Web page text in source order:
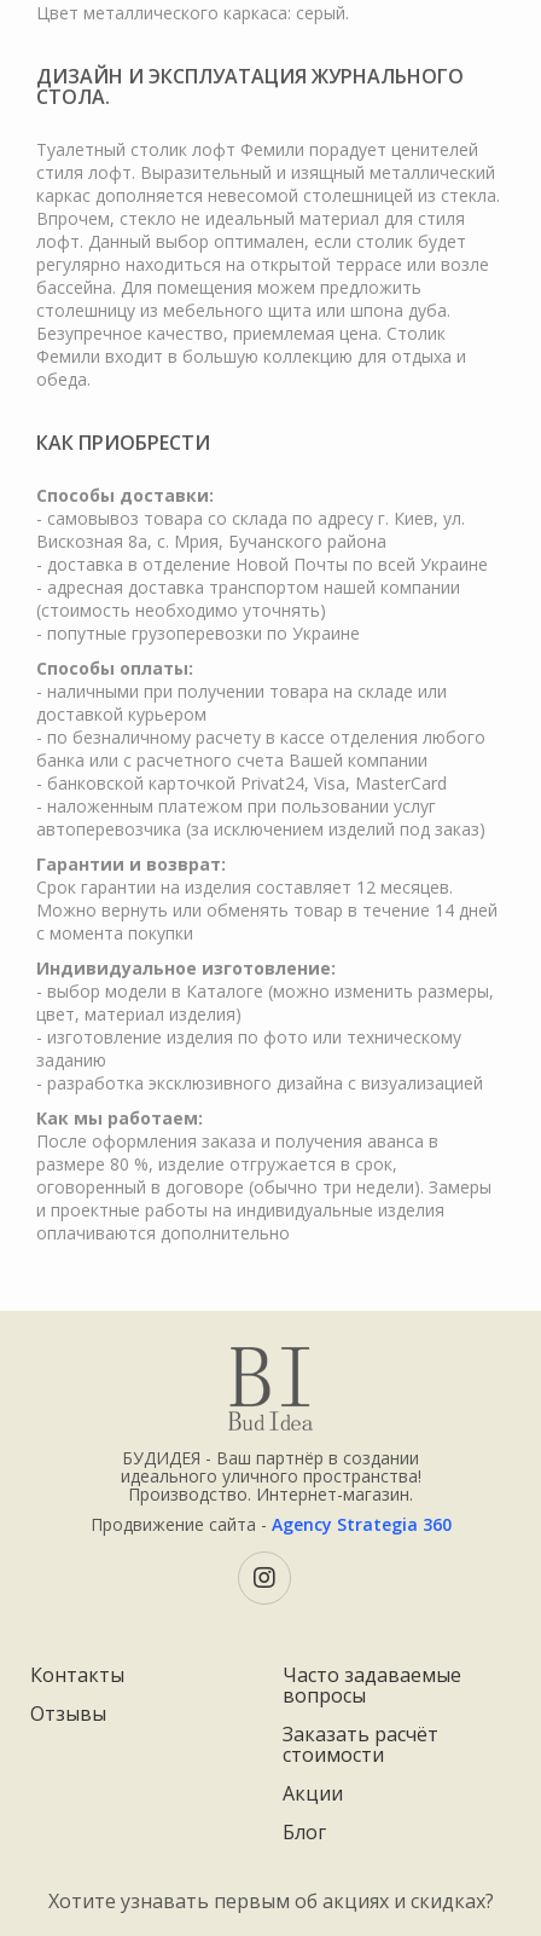
Цвет металлического каркаса: серый.
ДИЗАЙН И ЭКСПЛУАТАЦИЯ ЖУРНАЛЬНОГО
СТОЛА.
Туалетный столик лофт Фемили порадует ценителей
стиля лофт. Выразительный и изящный металлический
каркас дополняется невесомой столешницей из стекла.
Впрочем, стекло не идеальный материал для стиля
лофт. Данный выбор оптимален, если столик будет
регулярно находиться на открытой террасе или возле
бассейна. Для помещения можем предложить
столешницу из мебельного щита или шпона дуба.
Безупречное качество, приемлемая цена. Столик
Фемили входит в большую коллекцию для отдыха и
обеда.
КАК ПРИОБРЕСТИ
Cпособы доставки:
- самовывоз товара со склада по адресу г. Киев, ул.
Вискозная 8а, с. Мрия, Бучанского района
- доставка в отделение Новой Почты по всей Украине
- адресная доставка транспортом нашей компании
(стоимость необходимо уточнять)
- попутные грузоперевозки по Украине
Способы оплаты:
- наличными при получении товара на складе или
доставкой курьером
- по безналичному расчету в кассе отделения любого
банка или с расчетного счета Вашей компании
- банковской карточкой Privat24, Visa, MasterCard
- наложенным платежом при пользовании услуг
автоперевозчика (за исключением изделий под заказ)
Гарантии и возврат:
Срок гарантии на изделия составляет 12 месяцев.
Можно вернуть или обменять товар в течение 14 дней
с момента покупки
Индивидуальное изготовление:
- выбор модели в Каталоге (можно изменить размеры,
цвет, материал изделия)
- изготовление изделия по фото или техническому
заданию
- разработка эксклюзивного дизайна с визуализацией
Как мы работаем:
После оформления заказа и получения аванса в
размере 80 %, изделие отгружается в срок,
оговоренный в договоре (обычно три недели). Замеры
и проектные работы на индивидуальные изделия
оплачиваются дополнительно
БУДИДЕЯ - Ваш партнёр в создании
идеального уличного пространства!
Производство. Интернет-магазин.
Продвижение сайта - Agency Strategia 360
Контакты
Отзывы
Часто задаваемые
вопросы
Заказать расчёт
стоимости
Акции
Блог
Хотите узнавать первым об акциях и скидках?